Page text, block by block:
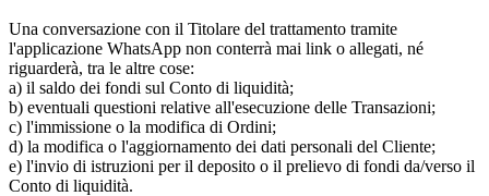
Una conversazione con il Titolare del trattamento tramite
l'applicazione WhatsApp non conterrà mai link o allegati, né
riguarderà, tra le altre cose:
a) il saldo dei fondi sul Conto di liquidità;
b) eventuali questioni relative all'esecuzione delle Transazioni;
c) l'immissione o la modifica di Ordini;
d) la modifica o l'aggiornamento dei dati personali del Cliente;
e) l'invio di istruzioni per il deposito o il prelievo di fondi da/verso il
Conto di liquidità.